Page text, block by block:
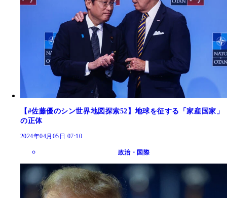
【#佐藤優のシン世界地図探索52】地球を征する「家産国家」
の正体
2024年04月05日 07:10
政治・国際